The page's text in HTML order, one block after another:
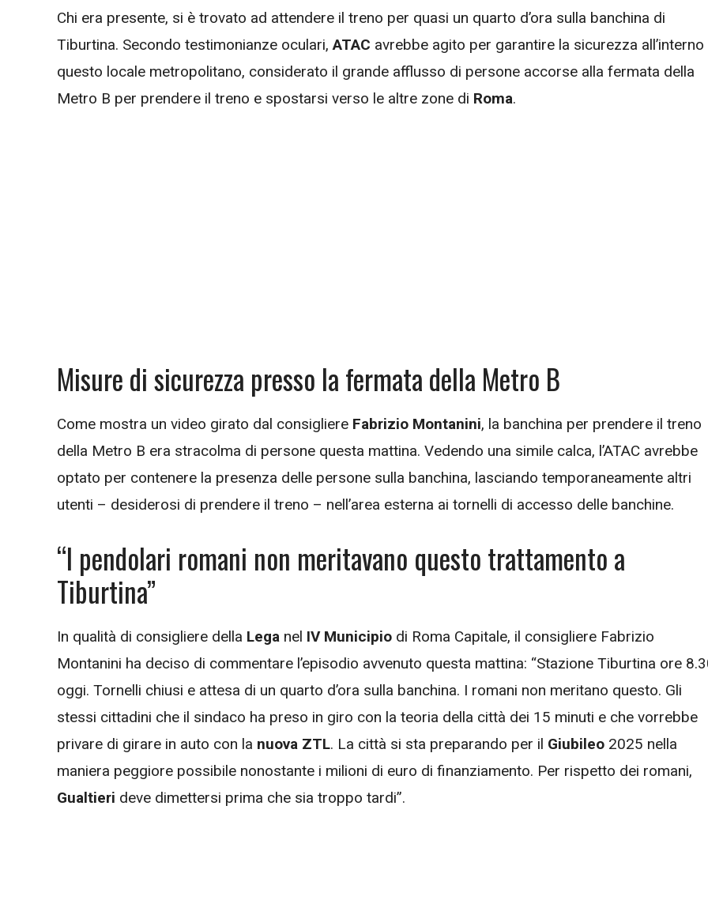
Chi era presente, si è trovato ad attendere il treno per quasi un quarto d’ora sulla banchina di
Tiburtina. Secondo testimonianze oculari, ATAC avrebbe agito per garantire la sicurezza all’interno
questo locale metropolitano, considerato il grande afflusso di persone accorse alla fermata della
Metro B per prendere il treno e spostarsi verso le altre zone di Roma.
Misure di sicurezza presso la fermata della Metro B
Come mostra un video girato dal consigliere Fabrizio Montanini, la banchina per prendere il treno
della Metro B era stracolma di persone questa mattina. Vedendo una simile calca, l’ATAC avrebbe
optato per contenere la presenza delle persone sulla banchina, lasciando temporaneamente altri
utenti – desiderosi di prendere il treno – nell’area esterna ai tornelli di accesso delle banchine.
“I pendolari romani non meritavano questo trattamento a
Tiburtina”
In qualità di consigliere della Lega nel IV Municipio di Roma Capitale, il consigliere Fabrizio
Montanini ha deciso di commentare l’episodio avvenuto questa mattina: “Stazione Tiburtina ore
oggi. Tornelli chiusi e attesa di un quarto d’ora sulla banchina. I romani non meritano questo. Gli
stessi cittadini che il sindaco ha preso in giro con la teoria della città dei 15 minuti e che vorrebbe
privare di girare in auto con la nuova ZTL. La città si sta preparando per il Giubileo 2025 nella
maniera peggiore possibile nonostante i milioni di euro di finanziamento. Per rispetto dei romani,
Gualtieri deve dimettersi prima che sia troppo tardi”.